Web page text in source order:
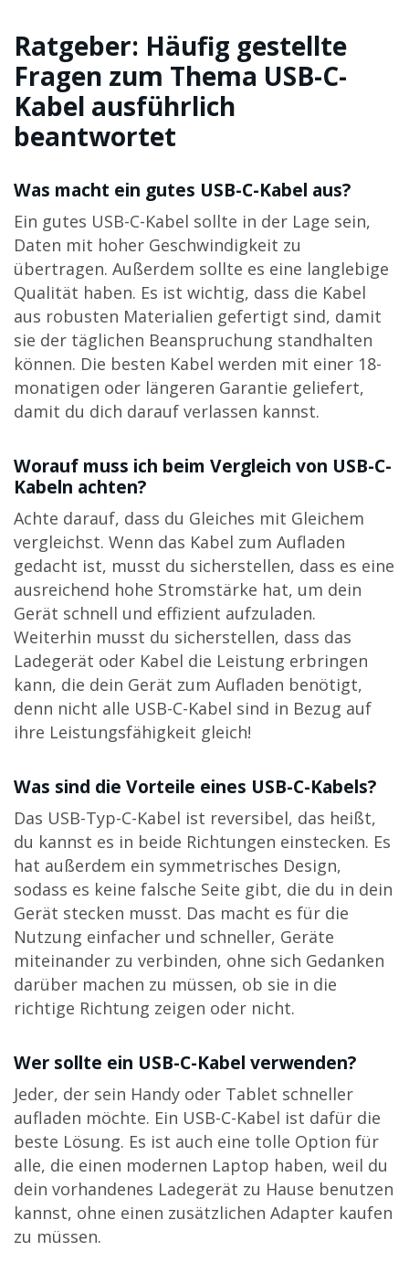
Ratgeber: Häufig gestellte
Fragen zum Thema USB-C-
Kabel ausführlich
beantwortet
Was macht ein gutes USB-C-Kabel aus?
Ein gutes USB-C-Kabel sollte in der Lage sein,
Daten mit hoher Geschwindigkeit zu
übertragen. Außerdem sollte es eine langlebige
Qualität haben. Es ist wichtig, dass die Kabel
aus robusten Materialien gefertigt sind, damit
sie der täglichen Beanspruchung standhalten
können. Die besten Kabel werden mit einer 18-
monatigen oder längeren Garantie geliefert,
damit du dich darauf verlassen kannst.
Worauf muss ich beim Vergleich von USB-C-
Kabeln achten?
Achte darauf, dass du Gleiches mit Gleichem
vergleichst. Wenn das Kabel zum Aufladen
gedacht ist, musst du sicherstellen, dass es eine
ausreichend hohe Stromstärke hat, um dein
Gerät schnell und effizient aufzuladen.
Weiterhin musst du sicherstellen, dass das
Ladegerät oder Kabel die Leistung erbringen
kann, die dein Gerät zum Aufladen benötigt,
denn nicht alle USB-C-Kabel sind in Bezug auf
ihre Leistungsfähigkeit gleich!
Was sind die Vorteile eines USB-C-Kabels?
Das USB-Typ-C-Kabel ist reversibel, das heißt,
du kannst es in beide Richtungen einstecken. Es
hat außerdem ein symmetrisches Design,
sodass es keine falsche Seite gibt, die du in dein
Gerät stecken musst. Das macht es für die
Nutzung einfacher und schneller, Geräte
miteinander zu verbinden, ohne sich Gedanken
darüber machen zu müssen, ob sie in die
richtige Richtung zeigen oder nicht.
Wer sollte ein USB-C-Kabel verwenden?
Jeder, der sein Handy oder Tablet schneller
aufladen möchte. Ein USB-C-Kabel ist dafür die
beste Lösung. Es ist auch eine tolle Option für
alle, die einen modernen Laptop haben, weil du
dein vorhandenes Ladegerät zu Hause benutzen
kannst, ohne einen zusätzlichen Adapter kaufen
zu müssen.